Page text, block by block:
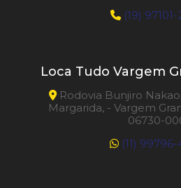
(19)
Loca Tudo Vargem
Rodovia Bunjiro
Margarida, - Vargem
06730-
(11) 99796-